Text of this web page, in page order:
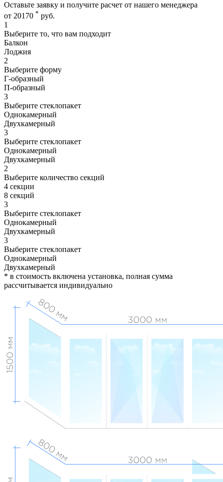
Оставьте заявку и получите расчет от нашего менеджера
от 20170 * руб.
1
Выберите то, что вам подходит
Балкон
Лоджия
2
Выберите форму
Г-образный
П-образный
3
Выберите стеклопакет
Однокамерный
Двухкамерный
3
Выберите стеклопакет
Однокамерный
Двухкамерный
2
Выберите количество секций
4 секции
8 секций
3
Выберите стеклопакет
Однокамерный
Двухкамерный
3
Выберите стеклопакет
Однокамерный
Двухкамерный
* в стоимость включена установка, полная сумма
рассчитывается индивидуально